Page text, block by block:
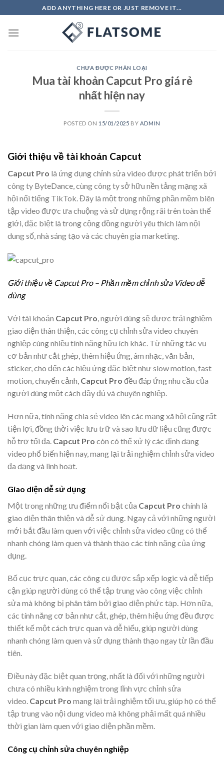
to
content
ADD ANYTHING HERE OR JUST REMOVE IT...
CHƯA ĐƯỢC PHÂN LOẠI
Mua tài khoản Capcut Pro giá rẻ
nhất hiện nay
POSTED ON 15/01/2025 BY ADMIN
Giới thiệu về tài khoản Capcut
Capcut Pro là ứng dụng chỉnh sửa video được phát triển bởi
công ty ByteDance, cùng công ty sở hữu nền tảng mạng xã
hội nổi tiếng TikTok. Đây là một trong những phần mềm biên
tập video được ưa chuộng và sử dụng rộng rãi trên toàn thế
giới, đặc biệt là trong cộng đồng người yêu thích làm nội
dung số, nhà sáng tạo và các chuyên gia marketing.
Giới thiệu về Capcut Pro – Phần mềm chỉnh sửa Video dễ
dùng
Với tài khoản Capcut Pro, người dùng sẽ được trải nghiệm
giao diện thân thiện, các công cụ chỉnh sửa video chuyên
nghiệp cùng nhiều tính năng hữu ích khác. Từ những tác vụ
cơ bản như cắt ghép, thêm hiệu ứng, âm nhạc, văn bản,
sticker, cho đến các hiệu ứng đặc biệt như slow motion, fast
motion, chuyển cảnh, Capcut Pro đều đáp ứng nhu cầu của
người dùng một cách đầy đủ và chuyên nghiệp.
Hơn nữa, tính năng chia sẻ video lên các mạng xã hội cũng rất
tiện lợi, đồng thời việc lưu trữ và sao lưu dữ liệu cũng được
hỗ trợ tối đa. Capcut Pro còn có thể xử lý các định dạng
video phổ biến hiện nay, mang lại trải nghiệm chỉnh sửa video
đa dạng và linh hoạt.
Giao diện dễ sử dụng
Một trong những ưu điểm nổi bật của Capcut Pro chính là
giao diện thân thiện và dễ sử dụng. Ngay cả với những người
mới bắt đầu làm quen với việc chỉnh sửa video cũng có thể
nhanh chóng làm quen và thành thạo các tính năng của ứng
dụng.
Bố cục trực quan, các công cụ được sắp xếp logic và dễ tiếp
cận giúp người dùng có thể tập trung vào công việc chỉnh
sửa mà không bị phân tâm bởi giao diện phức tạp. Hơn nữa,
các tính năng cơ bản như cắt, ghép, thêm hiệu ứng đều được
thiết kế một cách trực quan và dễ hiểu, giúp người dùng
nhanh chóng làm quen và sử dụng thành thạo ngay từ lần đầu
tiên.
Điều này đặc biệt quan trọng, nhất là đối với những người
chưa có nhiều kinh nghiệm trong lĩnh vực chỉnh sửa
video. Capcut Pro mang lại trải nghiệm tối ưu, giúp họ có thể
tập trung vào nội dung video mà không phải mất quá nhiều
thời gian làm quen với giao diện phần mềm.
Công cụ chỉnh sửa chuyên nghiệp